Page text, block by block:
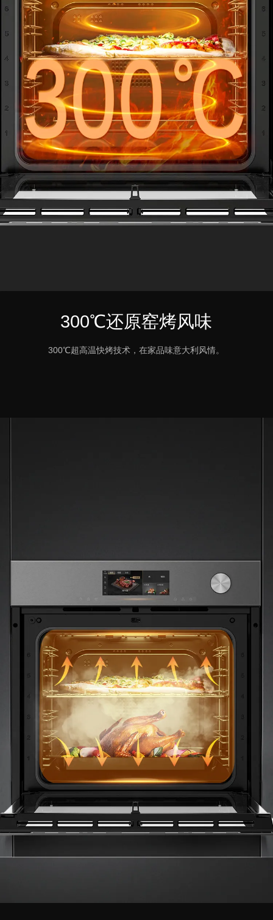
300℃还原窑烤风味
300℃超高温快烤技术，在家品味意大利风情。